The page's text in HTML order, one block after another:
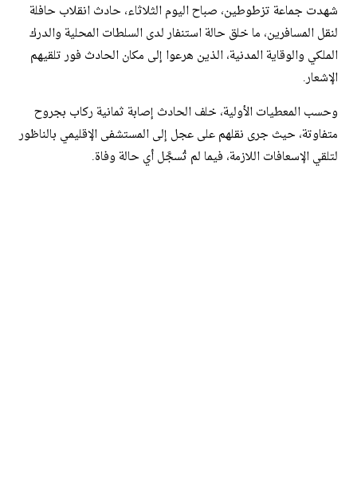
شهدت جماعة تزطوطين، صباح اليوم الثلاثاء، حادث انقلاب حافلة
لنقل المسافرين، ما خلق حالة استنفار لدى السلطات المحلية والدرك
الملكي والوقاية المدنية، الذين هرعوا إلى مكان الحادث فور تلقيهم
الإشعار.
وحسب المعطيات الأولية، خلف الحادث إصابة ثمانية ركاب بجروح
متفاوتة، حيث جرى نقلهم على عجل إلى المستشفى الإقليمي بالناظور
لتلقي الإسعافات اللازمة، فيما لم تُسجَّل أي حالة وفاة.